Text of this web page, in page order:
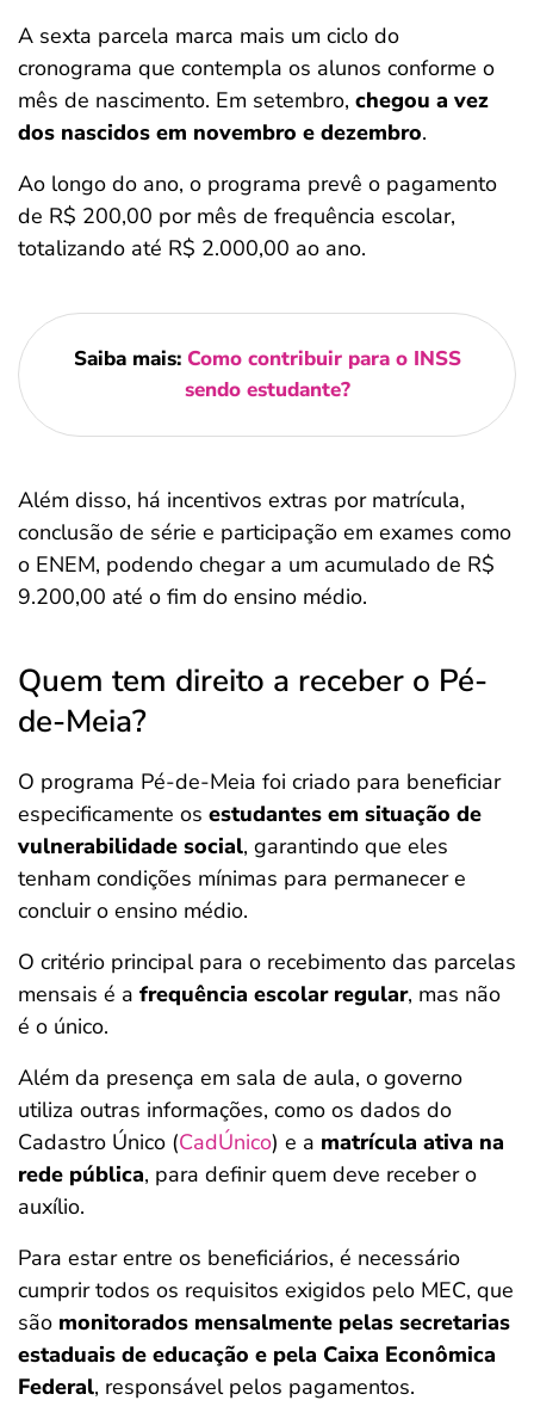
A sexta parcela marca mais um ciclo do
cronograma que contempla os alunos conforme o
mês de nascimento. Em setembro, chegou a vez
dos nascidos em novembro e dezembro.
Ao longo do ano, o programa prevê o pagamento
de R$ 200,00 por mês de frequência escolar,
totalizando até R$ 2.000,00 ao ano.
Saiba mais: Como contribuir para o INSS
sendo estudante?
Além disso, há incentivos extras por matrícula,
conclusão de série e participação em exames como
o ENEM, podendo chegar a um acumulado de R$
9.200,00 até o fim do ensino médio.
Quem tem direito a receber o Pé-
de-Meia?
O programa Pé-de-Meia foi criado para beneficiar
especificamente os estudantes em situação de
vulnerabilidade social, garantindo que eles
tenham condições mínimas para permanecer e
concluir o ensino médio.
O critério principal para o recebimento das parcelas
mensais é a frequência escolar regular, mas não
é o único.
Além da presença em sala de aula, o governo
utiliza outras informações, como os dados do
Cadastro Único (CadÚnico) e a matrícula ativa na
rede pública, para definir quem deve receber o
auxílio.
Para estar entre os beneficiários, é necessário
cumprir todos os requisitos exigidos pelo MEC, que
são monitorados mensalmente pelas secretarias
estaduais de educação e pela Caixa Econômica
Federal, responsável pelos pagamentos.